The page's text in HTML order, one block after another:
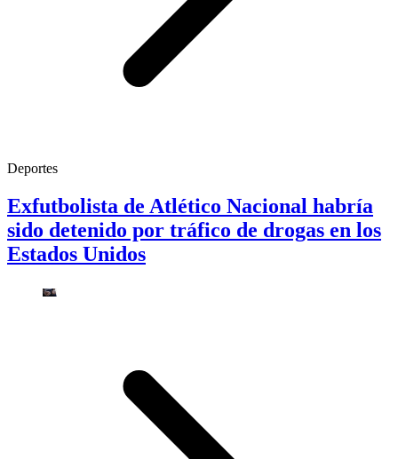
Deportes
Exfutbolista de Atlético Nacional habría
sido detenido por tráfico de drogas en los
Estados Unidos